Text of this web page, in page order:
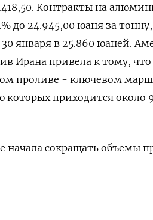
Контракты на
до 24.945,00 юаня за тонну,
‌января в 25.860 юаней.
Ирана привела к тому, что
​проливе - ключевом
которых ​приходится около
начала сокращать объемы